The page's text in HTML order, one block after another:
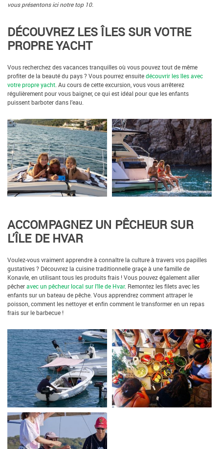
vous présentons ici notre top 10.
DÉCOUVREZ LES ÎLES SUR VOTRE
PROPRE YACHT
Vous recherchez des vacances tranquilles où vous pouvez tout de même
profiter de la beauté du pays ? Vous pourrez ensuitedécouvrir les îles avec
votre propre yacht . Au cours de cette excursion, vous vous arrêterez
régulièrement pour vous baigner, ce qui est idéal pour que les enfants
puissent barboter dans l’eau.
ACCOMPAGNEZ UN PÊCHEUR SUR
L’ÎLE DE HVAR
Voulez-vous vraiment apprendre à connaître la culture à travers vos papilles
gustatives ? Découvrez la cuisine traditionnelle graçe à une famille de
Konavle, en utilisant tous les produits frais ! Vous pouvez également aller
pêcheravec un pêcheur local sur l’île de Hvar. Remontez les filets avec les
enfants sur un bateau de pêche. Vous apprendrez comment attraper le
poisson, comment les nettoyer et enfin comment le transformer en un repas
frais sur le barbecue !